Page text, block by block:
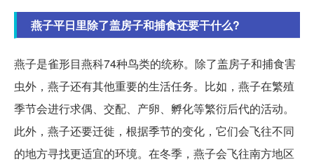
燕子平日里除了盖房子和捕食还要干什么?
燕子是雀形目燕科74种鸟类的统称。除了盖房子和捕食害
虫外，燕子还有其他重要的生活任务。比如，燕子在繁殖
季节会进行求偶、交配、产卵、孵化等繁衍后代的活动。
此外，燕子还要迁徙，根据季节的变化，它们会飞往不同
的地方寻找更适宜的环境。在冬季，燕子会飞往南方地区